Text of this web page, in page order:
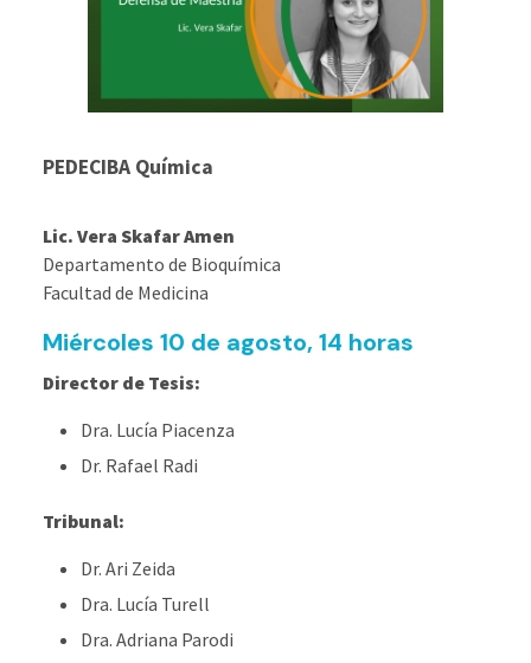
PEDECIBA Química
Lic. Vera Skafar Amen
Departamento de Bioquímica
Facultad de Medicina
Miércoles 10 de agosto, 14 horas
Director de Tesis:
Dra. Lucía Piacenza
Dr. Rafael Radi
Tribunal:
Dr. Ari Zeida
Dra. Lucía Turell
Dra. Adriana Parodi